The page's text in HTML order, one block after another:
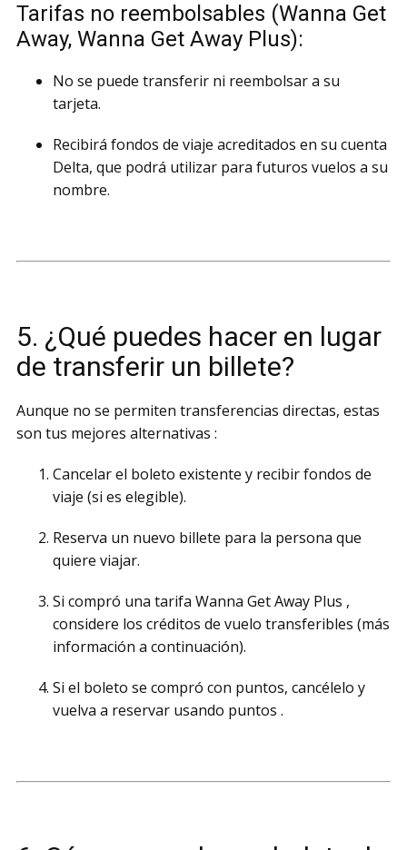
Tarifas no reembolsables (Wanna Get
Away, Wanna Get Away Plus):
No se puede transferir ni reembolsar a su
tarjeta.
Recibirá fondos de viaje acreditados en su cuenta
Delta, que podrá utilizar para futuros vuelos a su
nombre.
5. ¿Qué puedes hacer en lugar
de transferir un billete?
Aunque no se permiten transferencias directas, estas
son tus mejores alternativas :
Cancelar el boleto existente y recibir fondos de
viaje (si es elegible).
Reserva un nuevo billete para la persona que
quiere viajar.
Si compró una tarifa Wanna Get Away Plus ,
considere los créditos de vuelo transferibles (más
información a continuación).
Si el boleto se compró con puntos, cancélelo y
vuelva a reservar usando puntos .